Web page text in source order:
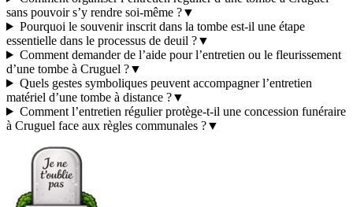
sans pouvoir s’y rendre soi-même ?▼
Pourquoi le souvenir inscrit dans la tombe est-il une étape
essentielle dans le processus de deuil ?▼
Comment demander de l’aide pour l’entretien ou le fleurissement
d’une tombe à Cruguel ?▼
Quels gestes symboliques peuvent accompagner l’entretien
matériel d’une tombe à distance ?▼
Comment l’entretien régulier protège-t-il une concession funéraire
à Cruguel face aux règles communales ?▼